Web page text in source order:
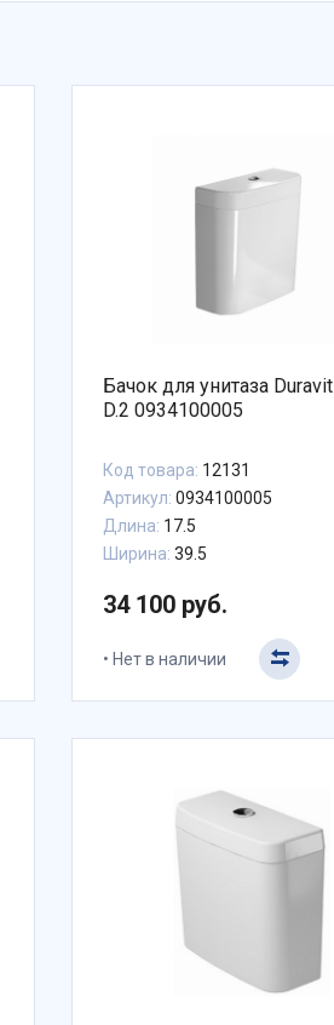
Бачок для унитаза
D.2 0934100005
Код товара: 12131
Артикул: 0934100005
Длина: 17.5
Ширина: 39.5
34 100 руб.
Нет в наличии